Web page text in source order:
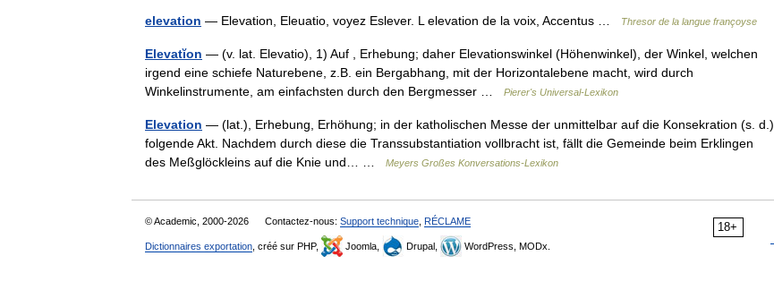
elevation — Elevation, Eleuatio, voyez Eslever. L elevation de la voix, Accentus … Thresor de la langue françoyse
Elevatĭon — (v. lat. Elevatio), 1) Auf , Erhebung; daher Elevationswinkel (Höhenwinkel), der Winkel, welchen
irgend eine schiefe Naturebene, z.B. ein Bergabhang, mit der Horizontalebene macht, wird durch
Winkelinstrumente, am einfachsten durch den Bergmesser …
Pierer's Universal-Lexikon
Elevation — (lat.), Erhebung, Erhöhung; in der katholischen Messe der unmittelbar auf die Konsekration (s. d.)
folgende Akt. Nachdem durch diese die Transsubstantiation vollbracht ist, fällt die Gemeinde beim Erklingen
des Meßglöckleins auf die Knie und… …
Meyers Großes Konversations-Lexikon
18+
© Academic, 2000-2026 Contactez-nous: Support technique RÉCLAME
Dictionnaires exportation , créé sur PHP, Joomla, Drupal, WordPress, MODx.